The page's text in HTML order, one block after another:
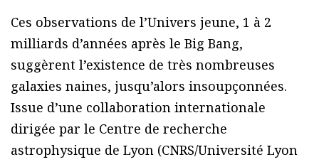
Ces observations de l’Univers jeune, 1 à 2
milliards d’années après le Big Bang,
suggèrent l’existence de très nombreuses
galaxies naines, jusqu’alors insoupçonnées.
Issue d’une collaboration internationale
dirigée par le Centre de recherche
astrophysique de Lyon (CNRS/Université Lyon